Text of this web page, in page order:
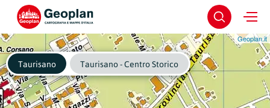
Geoplan.it
Taurisano Taurisano - Centro Storico